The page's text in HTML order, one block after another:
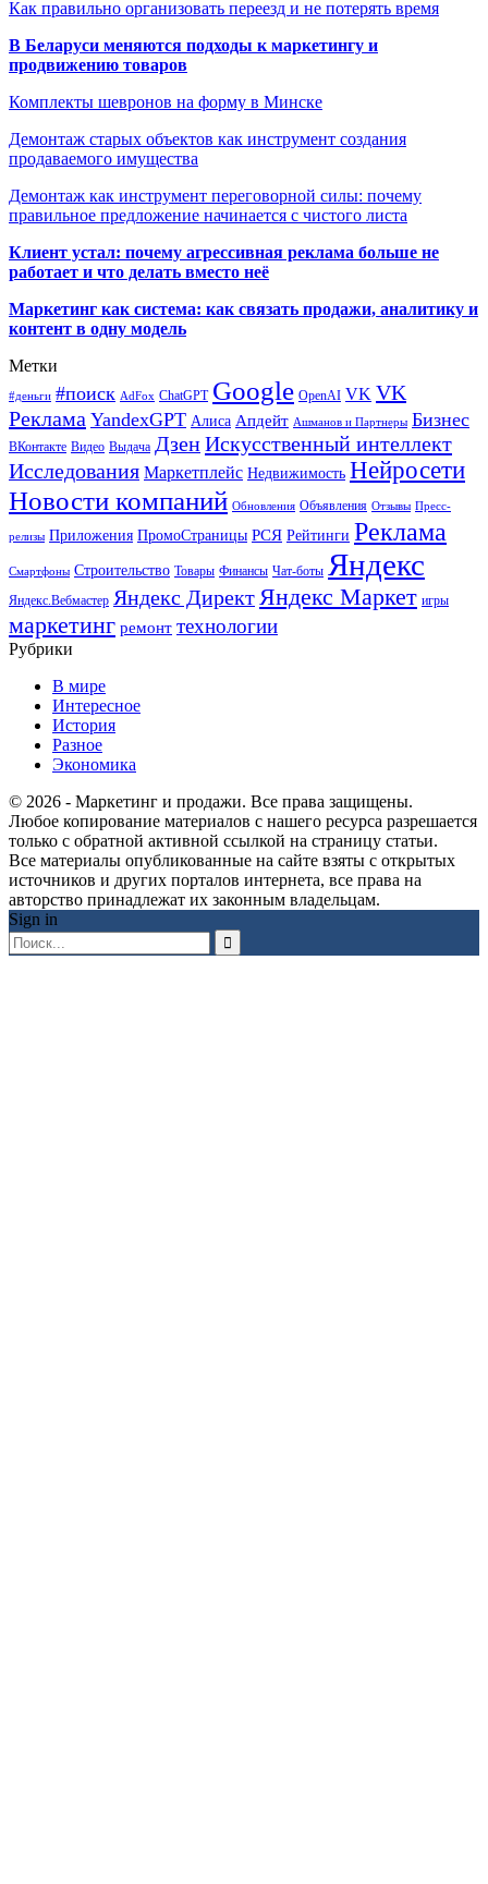
Как правильно организовать переезд и не потерять время
В Беларуси меняются подходы к маркетингу и
продвижению товаров
Комплекты шевронов на форму в Минске
Демонтаж старых объектов как инструмент создания
продаваемого имущества
Демонтаж как инструмент переговорной силы: почему
правильное предложение начинается с чистого листа
Клиент устал: почему агрессивная реклама больше не
работает и что делать вместо неё
Маркетинг как система: как связать продажи, аналитику и
контент в одну модель
Метки
#деньги #поиск AdFox ChatGPT Google OpenAI VK VK
Реклама YandexGPT Алиса Апдейт Ашманов и Партнеры Бизнес
ВКонтакте Видео Выдача ДзенИскусственный интеллект
Исследования Маркетплейс Недвижимость Нейросети
Новости компаний Обновления Объявления Отзывы Пресс-
релизы Приложения ПромоСтраницы РСЯ Рейтинги Реклама
Смартфоны Строительство Товары Финансы Чат-боты Яндекс
Яндекс.Вебмастер Яндекс Директ Яндекс Маркет игры
маркетинг ремонт технологии
Рубрики
В мире
Интересное
История
Разное
Экономика
© 2026 - Маркетинг и продажи. Все права защищены.
Любое копирование материалов с нашего ресурса разрешается
только с обратной активной ссылкой на страницу статьи.
Все материалы опубликованные на сайте взяты с открытых
источников и других порталов интернета, все права на
авторство принадлежат их законным владельцам.
Sign in